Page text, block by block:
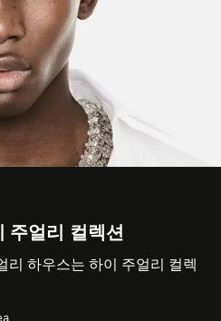
주얼리 컬렉션
리 하우스는 하이 주얼리 컬렉